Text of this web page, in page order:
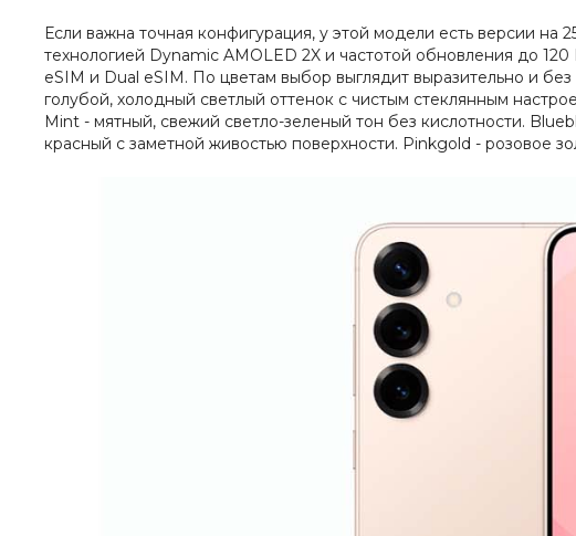
Если важна точная конфигурация, у этой модели есть версии на
технологией Dynamic AMOLED 2X и частотой обновления до
eSIM и Dual eSIM. По цветам выбор выглядит выразительно и
голубой, холодный светлый оттенок с чистым стеклянным
Mint - мятный, свежий светло-зеленый тон без кислотности.
красный с заметной живостью поверхности. Pinkgold - розовое